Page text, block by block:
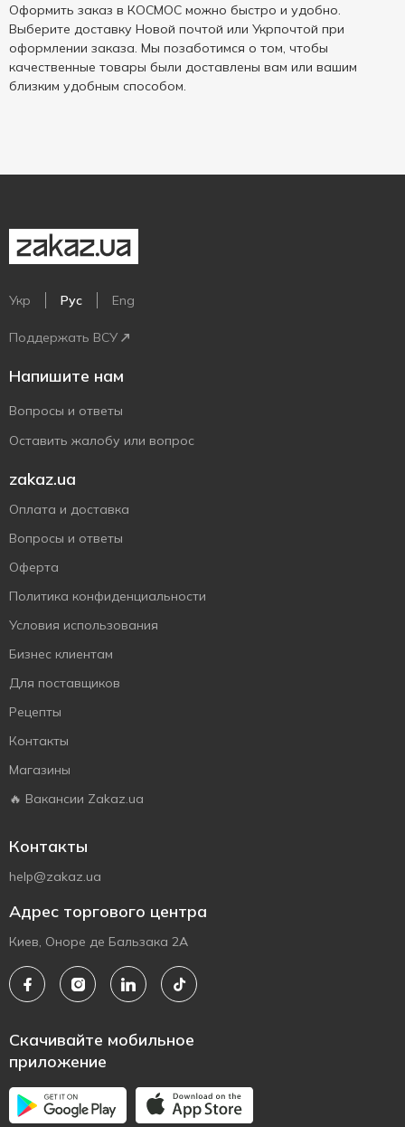
Оформить заказ в КОСМОС можно быстро и удобно.
Выберите доставку Новой почтой или Укрпочтой при
оформлении заказа. Мы позаботимся о том, чтобы
качественные товары были доставлены вам или вашим
близким удобным способом.
Укр Рус Eng
Поддержать ВСУ
Напишите нам
Вопросы и ответы
Оставить жалобу или вопрос
zakaz.ua
Оплата и доставка
Вопросы и ответы
Оферта
Политика конфиденциальности
Условия использования
Бизнес клиентам
Для поставщиков
Рецепты
Контакты
Магазины
🔥 Вакансии Zakaz.ua
Контакты
help@zakaz.ua
Адрес торгового центра
Киев, Оноре де Бальзака 2А
Скачивайте мобильное
приложение